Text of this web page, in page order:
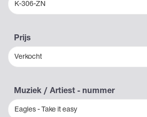
K-306-ZN
Prijs
Verkocht
Muziek / Artiest - nummer
Eagles - Take it easy